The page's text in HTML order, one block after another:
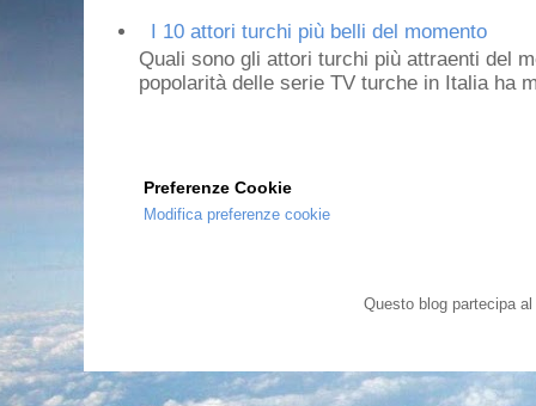
I 10 attori turchi più belli del momento
Quali sono gli attori turchi più attraenti del
popolarità delle serie TV turche in Italia ha
Preferenze Cookie
Modifica preferenze cookie
Questo blog partecipa